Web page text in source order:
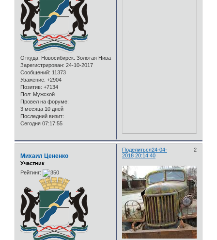
Откуда: Новосибирск. Золотая Нива
Зарегистрирован: 24-10-2017
Сообщений: 11373
Уважение: +2904
Позитив: +7134
Пол: Мужской
Провел на форуме:
3 месяца 10 дней
Последний визит:
Сегодня 07:17:55
Поделиться 2
24-04-
2018 20:14:40
Михаил Цененко
Участник
Рейтинг: